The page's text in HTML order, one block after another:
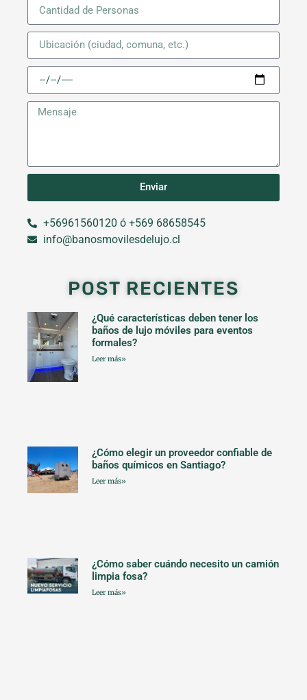
Enviar
+56961560120 ó +569 68658545
info@banosmovilesdelujo.cl
POST RECIENTES
¿Qué características deben tener los
baños de lujo móviles para eventos
formales?
Leer más»
¿Cómo elegir un proveedor confiable de
baños químicos en Santiago?
Leer más»
¿Cómo saber cuándo necesito un camión
limpia fosa?
Leer más»